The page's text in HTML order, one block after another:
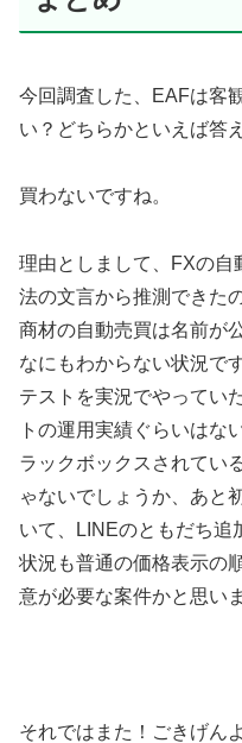
今回調査した、EAFは客
い？どちらかといえば答
買わないですね。
理由としまして、FXの自
法の文言から推測できた
商材の自動売買は名前が
なにもわからない状況で
テストを実況でやってい
トの運用実績ぐらいはな
ラックボックスされてい
ゃないでしょうか、あと
いて、LINEのともだち追
状況も普通の価格表示の
意が必要な案件かと思いま
それではまた！ごきげん